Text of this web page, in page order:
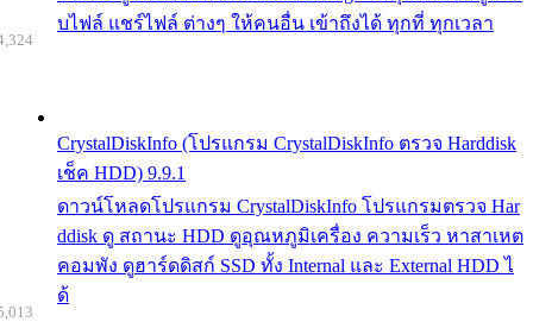
บไฟล์ แชร์ไฟล์ ต่างๆ ให้คนอื่น เข้าถึงได้ ทุกที่ ทุกเวลา
CrystalDiskInfo (โปรแกรม CrystalDiskInfo ตรวจ Harddisk
เช็ค HDD) 9.9.1
ดาวน์โหลดโปรแกรม CrystalDiskInfo โปรแกรมตรวจ Har
ddisk ดู สถานะ HDD ดูอุณหภูมิเครื่อง ความเร็ว หาสาเหต
คอมพัง ดูฮาร์ดดิสก์ SSD ทั้ง Internal และ External HDD ไ
ด้